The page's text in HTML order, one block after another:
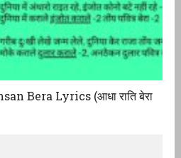
Bera Lyrics (आधा राति बेरा